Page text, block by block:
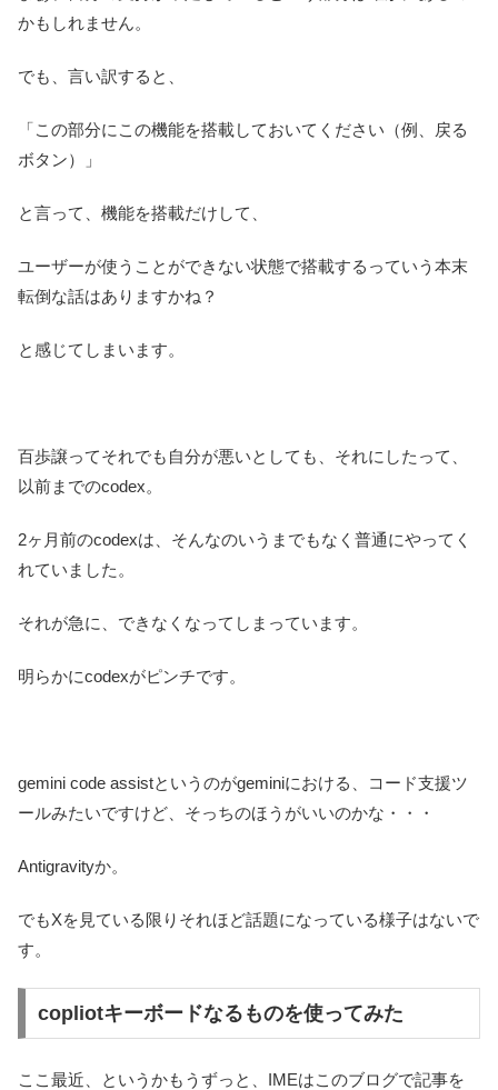
かもしれません。
でも、言い訳すると、
「この部分にこの機能を搭載しておいてください（例、戻る
ボタン）」
と言って、機能を搭載だけして、
ユーザーが使うことができない状態で搭載するっていう本末
転倒な話はありますかね？
と感じてしまいます。
百歩譲ってそれでも自分が悪いとしても、それにしたって、
以前までのcodex。
2ヶ月前のcodexは、そんなのいうまでもなく普通にやってく
れていました。
それが急に、できなくなってしまっています。
明らかにcodexがピンチです。
gemini code assistというのがgeminiにおける、コード支援ツ
ールみたいですけど、そっちのほうがいいのかな・・・
Antigravityか。
でもXを見ている限りそれほど話題になっている様子はないで
す。
copliotキーボードなるものを使ってみた
ここ最近、というかもうずっと、IMEはこのブログで記事を